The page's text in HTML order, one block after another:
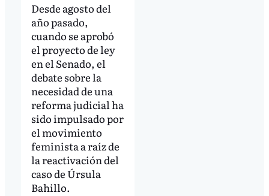
Desde agosto del
año pasado,
cuando se aprobó
el proyecto de ley
en el Senado, el
debate sobre la
necesidad de una
reforma judicial ha
sido impulsado por
el movimiento
feminista a raíz de
la reactivación del
caso de Úrsula
Bahillo.